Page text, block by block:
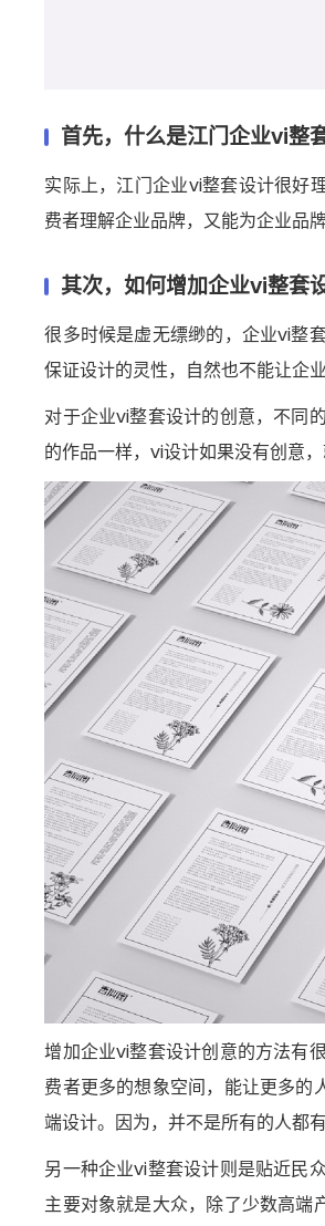
首先，什么是江门企业vi整
实际上，江门企业vi整套设计很好
费者理解企业品牌，又能为企业品
其次，如何增加企业vi整套
很多时候是虚无缥缈的，企业vi整
保证设计的灵性，自然也不能让企
对于企业vi整套设计的创意，不同
的作品一样，vi设计如果没有创意
增加企业vi整套设计创意的方法有
费者更多的想象空间，能让更多的
端设计。因为，并不是所有的人都
另一种企业vi整套设计则是贴近民
主要对象就是大众，除了少数高端